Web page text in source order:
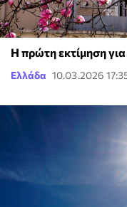
Η πρώτη εκτίμηση
Ελλάδα 10.03.2026